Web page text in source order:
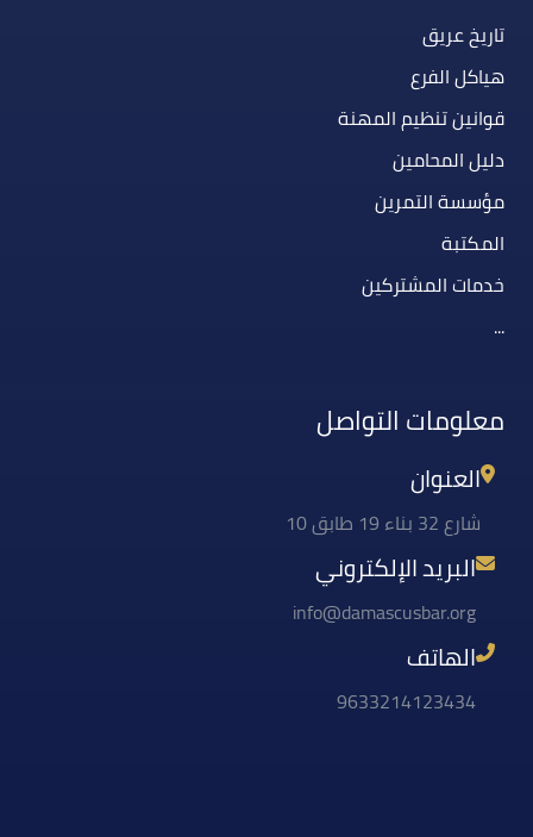
تاريخ عريق
هياكل الفرع
قوانين تنظيم المهنة
دليل المحامين
مؤسسة التمرين
المكتبة
خدمات المشتركين
...
معلومات التواصل
العنوان
شارع 32 بناء 19 طابق 10
البريد الإلكتروني
info@damascusbar.org
الهاتف
9633214123434